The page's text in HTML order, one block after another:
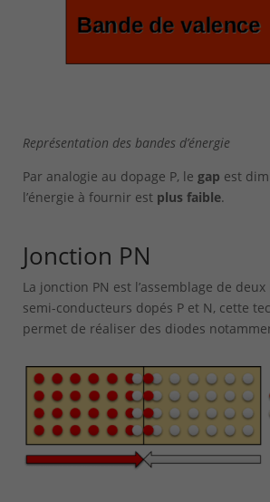
Représentation des bandes d’énergie
Par analogie au dopage P, le gap est
l’énergie à fournir est plus faible.
Jonction PN
La jonction PN est l’assemblage de
semi-conducteurs dopés P et N, cette
permet de réaliser des diodes